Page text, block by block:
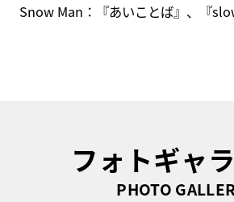
Snow Man：『あいことば』、『
フォトギャ
PHOTO